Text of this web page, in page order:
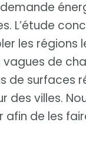
L’étude
les régions
de
de
des villes.
afin de les